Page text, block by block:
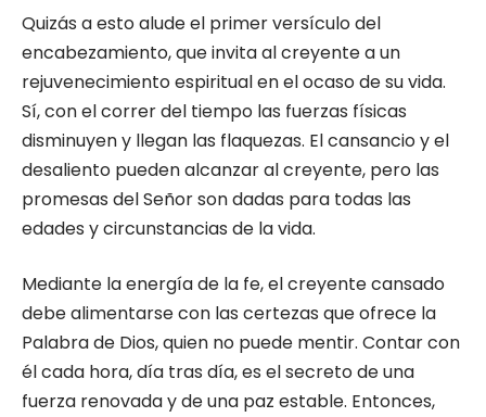
Quizás a esto alude el primer versículo del
encabezamiento, que invita al creyente a un
rejuvenecimiento espiritual en el ocaso de su vida.
Sí, con el correr del tiempo las fuerzas físicas
disminuyen y llegan las flaquezas. El cansancio y el
desaliento pueden alcanzar al creyente, pero las
promesas del Señor son dadas para todas las
edades y circunstancias de la vida.
Mediante la energía de la fe, el creyente cansado
debe alimentarse con las certezas que ofrece la
Palabra de Dios, quien no puede mentir. Contar con
él cada hora, día tras día, es el secreto de una
fuerza renovada y de una paz estable. Entonces,